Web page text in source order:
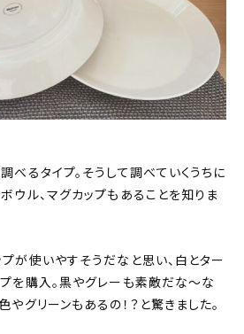
べるタイプ。そうして調べていくうちに
ウル、マグカップもあることを知りま
が使いやすそうだなと思い、白とター
を購入。黒やグレーも素敵だな〜な
やグリーンもあるの！？と驚きました。